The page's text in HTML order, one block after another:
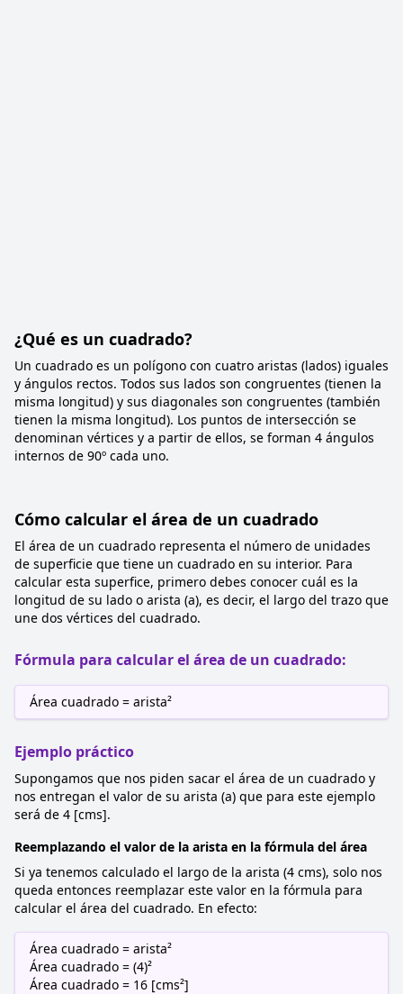
¿Qué es un cuadrado?
Un cuadrado es un polígono con cuatro aristas (lados) iguales
y ángulos rectos. Todos sus lados son congruentes (tienen la
misma longitud) y sus diagonales son congruentes (también
tienen la misma longitud). Los puntos de intersección se
denominan vértices y a partir de ellos, se forman 4 ángulos
internos de 90º cada uno.
Cómo calcular el área de un cuadrado
El área de un cuadrado representa el número de unidades
de superficie que tiene un cuadrado en su interior. Para
calcular esta superfice, primero debes conocer cuál es la
longitud de su lado o arista (a), es decir, el largo del trazo que
une dos vértices del cuadrado.
Fórmula para calcular el área de un cuadrado:
Área cuadrado = arista²
Ejemplo práctico
Supongamos que nos piden sacar el área de un cuadrado y
nos entregan el valor de su arista (a) que para este ejemplo
será de 4 [cms].
Reemplazando el valor de la arista en la fórmula del área
Si ya tenemos calculado el largo de la arista (4 cms), solo nos
queda entonces reemplazar este valor en la fórmula para
calcular el área del cuadrado. En efecto:
Área cuadrado = arista²
Área cuadrado = (4)²
Área cuadrado = 16 [cms²]